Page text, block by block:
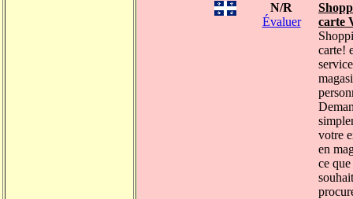
N/R
Évaluer
carte
carte!
votre
en
ce